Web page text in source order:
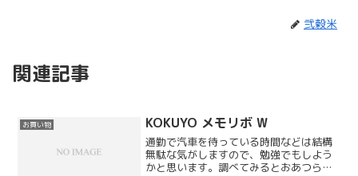
弐穀米
関連記事
お買い物 KOKUYO メモリボ W
通勤で汽車を待っている時間などは結構
無駄な気がしますので、勉強でもしよう
かと思います。調べてみるとおあつらえ